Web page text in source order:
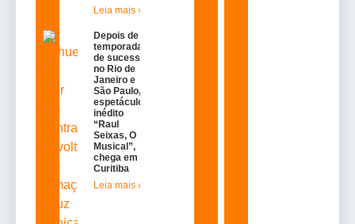
Leia mais »
Depois de
temporadas
de sucesso
no Rio de
Janeiro e
São Paulo,o
espetáculo
inédito
“Raul
Seixas, O
Musical”,
chega em
Curitiba
Leia mais »